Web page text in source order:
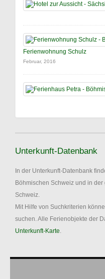
Ferienwohnung Schulz
Februar, 2016
Unterkunft-Datenbank
In der Unterkunft-Datenbank
Böhmischen Schweiz und in
Schweiz.
Mit Hilfe von Suchkriterien
suchen. Alle Ferienobjekte der
Unterkunft-Karte.